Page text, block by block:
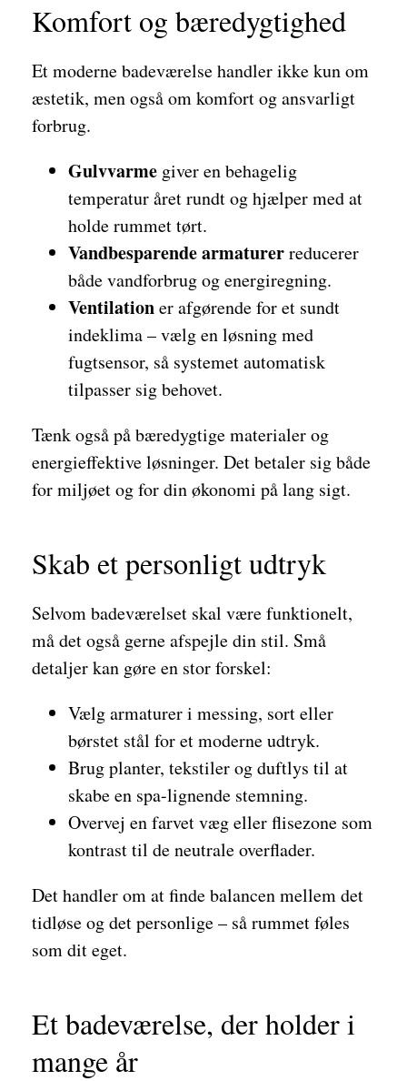
Komfort og bæredygtighed
Et moderne badeværelse handler ikke kun om
æstetik, men også om komfort og ansvarligt
forbrug.
Gulvvarme giver en behagelig
temperatur året rundt og hjælper med at
holde rummet tørt.
Vandbesparende armaturerreducerer
både vandforbrug og energiregning.
Ventilationer afgørende for et sundt
indeklima – vælg en løsning med
fugtsensor, så systemet automatisk
tilpasser sig behovet.
Tænk også på bæredygtige materialer og
energieffektive løsninger. Det betaler sig både
for miljøet og for din økonomi på lang sigt.
Skab et personligt udtryk
Selvom badeværelset skal være funktionelt,
må det også gerne afspejle din stil. Små
detaljer kan gøre en stor forskel:
Vælg armaturer i messing, sort eller
børstet stål for et moderne udtryk.
Brug planter, tekstiler og duftlys til at
skabe en spa-lignende stemning.
Overvej en farvet væg eller flisezone som
kontrast til de neutrale overflader.
Det handler om at finde balancen mellem det
tidløse og det personlige – så rummet føles
som dit eget.
Et badeværelse, der holder i
mange år